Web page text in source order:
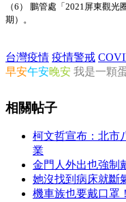
（6） 鵬管處「2021屏東觀
期）。
台灣疫情 疫情警戒
早安午安晚安 我是一顆
相關帖子
柯文哲宣布：北市
業
金門人外出也強制
她沒找到病床就斷
機車族也要戴口罩